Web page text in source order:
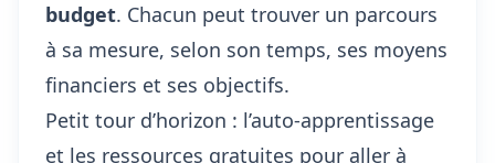
budget. Chacun peut trouver un parcours
à sa mesure, selon son temps, ses moyens
financiers et ses objectifs.
Petit tour d’horizon : l’auto-apprentissage
et les ressources gratuites pour aller à